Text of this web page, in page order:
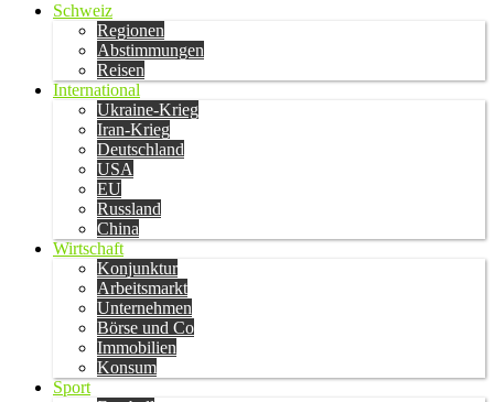
Schweiz
Regionen
Abstimmungen
Reisen
International
Ukraine-Krieg
Iran-Krieg
Deutschland
USA
EU
Russland
China
Wirtschaft
Konjunktur
Arbeitsmarkt
Unternehmen
Börse und Co
Immobilien
Konsum
Sport